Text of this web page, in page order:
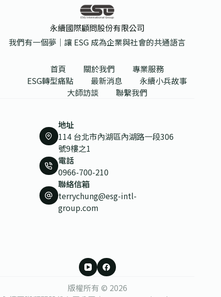
永續國際顧問股份有限公司
我們有一個夢｜讓 ESG 成為企業與社會的共通語言
首頁 關於我們
專業服務
ESG轉型痛點
最新消息
永續小兵故事
大師訪談
聯繫我們
地址
114 台北市內湖區內湖路一段306
號9樓之1
電話
0966-700-210
聯絡信箱
terrychung@esg-intl-
group.com
版權所有 © 2026